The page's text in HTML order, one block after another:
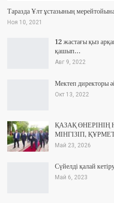
Таразда Ұлт ұстазының
Ноя 10, 2021
12 жастағы қыз
қашып…
Авг 9, 2022
Мектеп директоры
Окт 13, 2022
ҚАЗАҚ
МІНГІЗІП,
Май 23, 2026
Сүйелді қалай
Май 6, 2023